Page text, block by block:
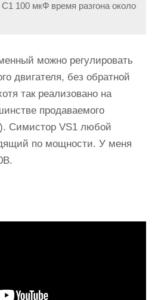
100 мкФ время разгона около
можно регулировать
двигателя, без обратной
так реализовано на
продаваемого
Симистор VS1 любой
по мощности. У меня